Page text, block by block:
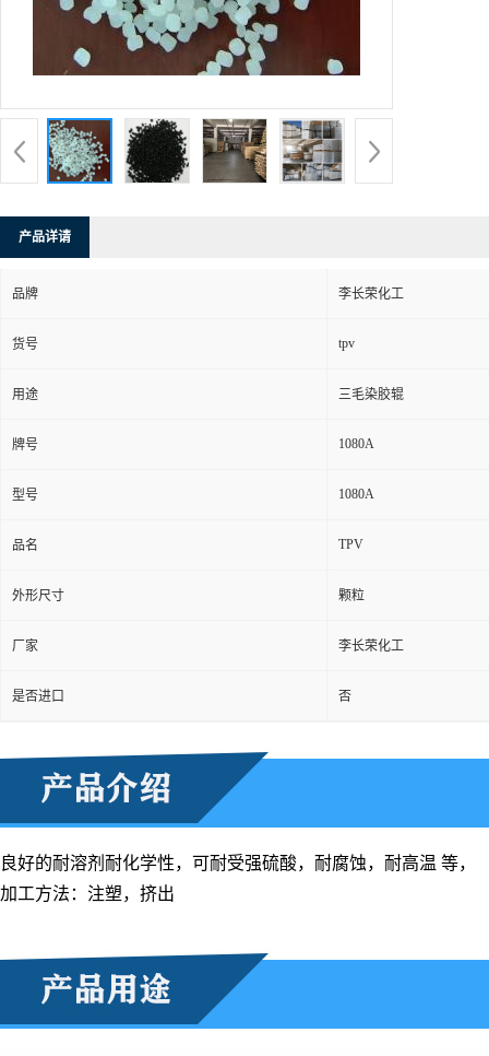
产品详请
品牌 李长荣化工
货号 tpv
用途 三毛染胶辊
牌号 1080A
型号 1080A
品名 TPV
外形尺寸 颗粒
厂家 李长荣化工
是否进口 否
良好的耐溶剂耐化学性，可耐受强硫酸，耐腐蚀，耐高温 等，
加工方法：注塑，挤出